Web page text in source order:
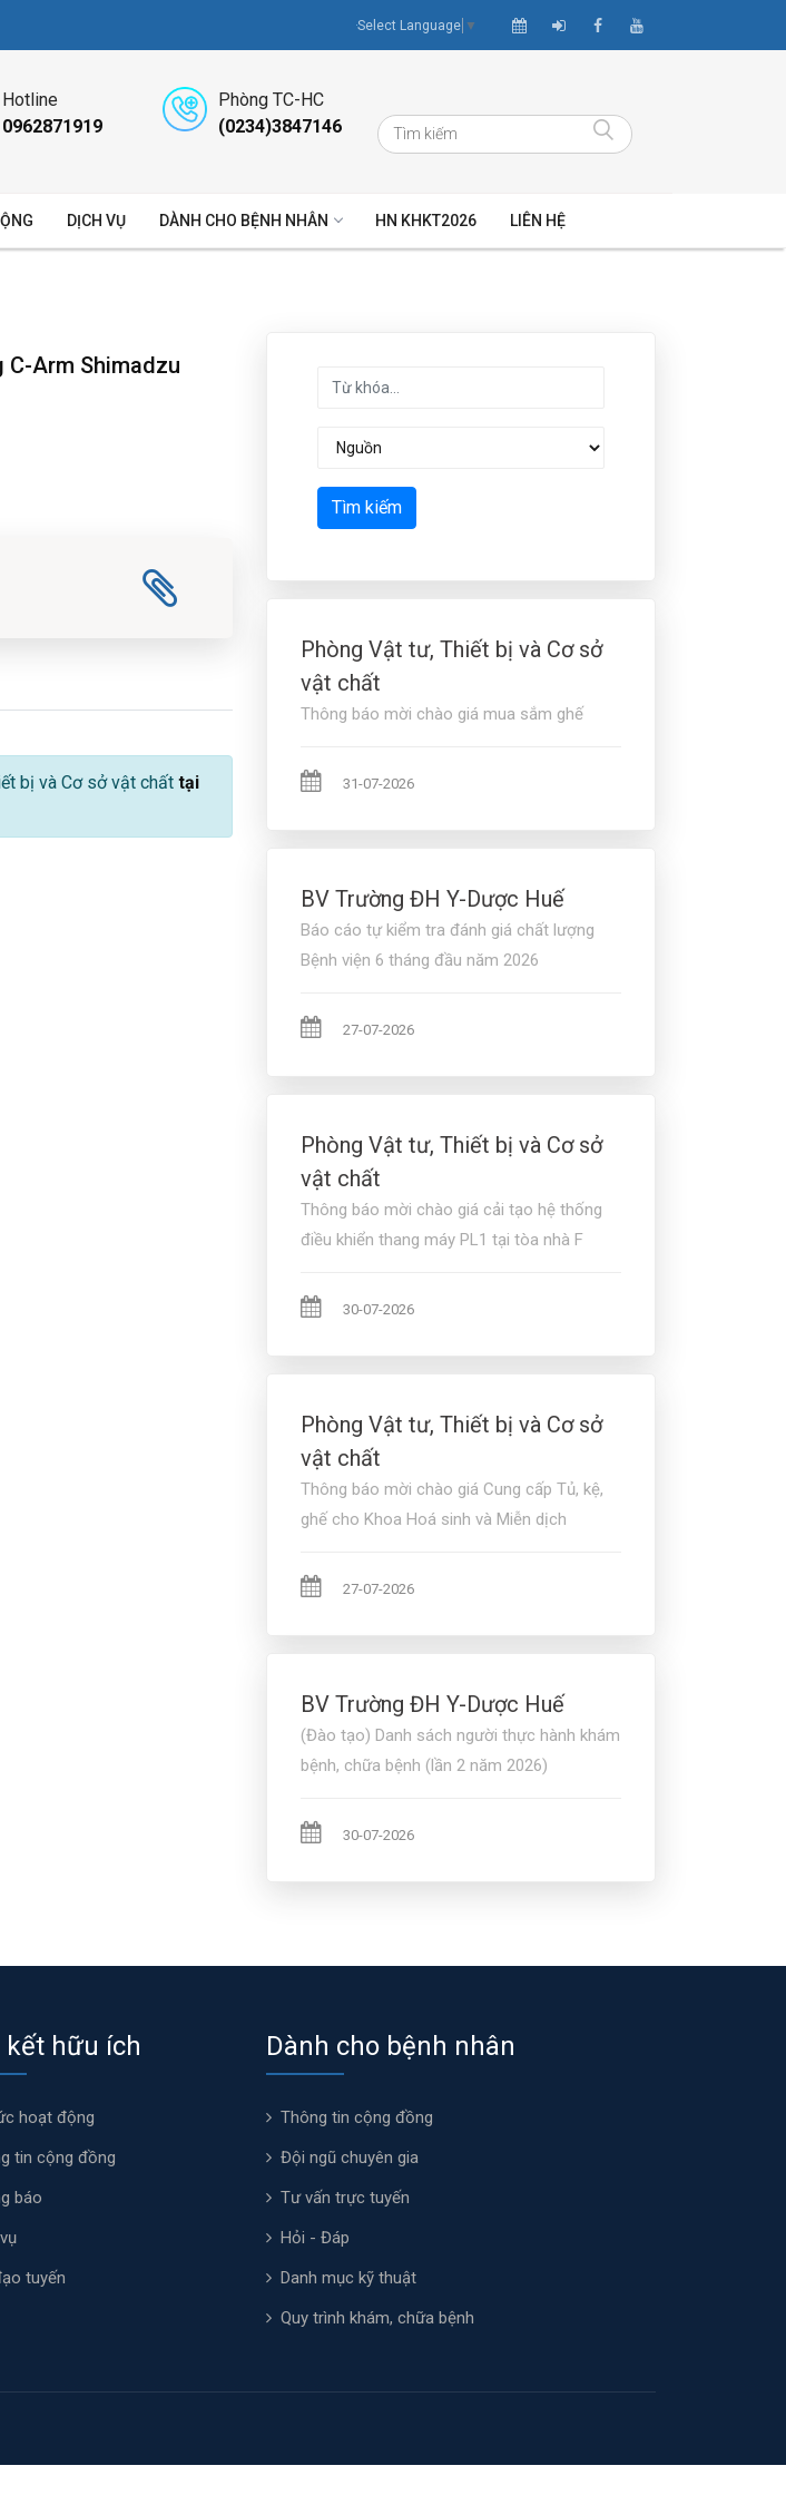
Select Language ▼
Hotline
0962871919
Phòng TC-HC
(0234)3847146
DỊCH VỤ DÀNH CHO BỆNH NHÂN HN KHKT2026 LIÊN HỆ
C-Arm Shimadzu
bị và Cơ sở vật chất tại
Tìm kiếm
Phòng Vật tư, Thiết bị và Cơ sở
vật chất
Thông báo mời chào giá mua sắm ghế
31-07-2026
BV Trường ĐH Y-Dược Huế
Báo cáo tự kiểm tra đánh giá chất lượng
Bệnh viện 6 tháng đầu năm 2026
27-07-2026
Phòng Vật tư, Thiết bị và Cơ sở
vật chất
Thông báo mời chào giá cải tạo hệ thống
điều khiển thang máy PL1 tại tòa nhà F
30-07-2026
Phòng Vật tư, Thiết bị và Cơ sở
vật chất
Thông báo mời chào giá Cung cấp Tủ, kệ,
ghế cho Khoa Hoá sinh và Miễn dịch
27-07-2026
BV Trường ĐH Y-Dược Huế
(Đào tạo) Danh sách người thực hành khám
bệnh, chữa bệnh (lần 2 năm 2026)
30-07-2026
kết hữu ích
hoạt động
tin cộng đồng
báo
tuyến
Dành cho bệnh nhân
Thông tin cộng đồng
Đội ngũ chuyên gia
Tư vấn trực tuyến
Hỏi - Đáp
Danh mục kỹ thuật
Quy trình khám, chữa bệnh